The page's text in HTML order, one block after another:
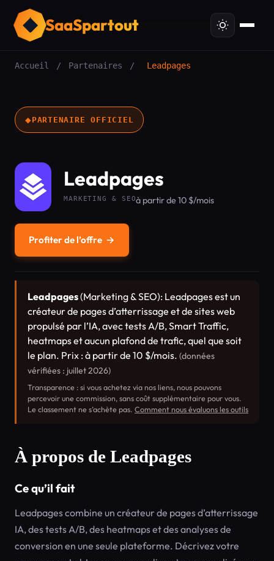
SaaSpartout
Accueil / Partenaires / Leadpages
◆PARTENAIRE OFFICIEL
Leadpages
MARKETING & SEOà partir de 10 $/mois
Profiter de l’offre →
Leadpages(Marketing & SEO): Leadpages est un
créateur de pages d’atterrissage et de sites web
propulsé par l’IA, avec tests A/B, Smart Traffic,
heatmaps et aucun plafond de trafic, quel que soit
le plan. Prix : à partir de 10 $/mois. (données
vérifiées : juillet 2026)
Transparence : si vous achetez via nos liens, nous pouvons
percevoir une commission, sans coût supplémentaire pour vous.
Le classement ne s’achète pas. Comment nous évaluons les outils
À propos de Leadpages
Ce qu’il fait
Leadpages combine un créateur de pages d’atterrissage
IA, des tests A/B, des heatmaps et des analyses de
conversion en une seule plateforme. Décrivez votre